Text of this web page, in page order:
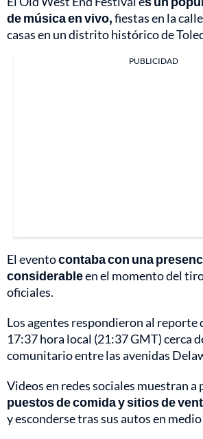
de música en vivo,fiestas en la
casas en un distrito histórico de
PUBLICIDAD
El eventocontaba con una
considerableen el momento del
oficiales.
Los agentes respondieron al reporte
17:37 hora local (21:37 GMT) cerca
comunitario entre las avenidas
Videos en redes sociales muestran a
puestos de comida y sitios de
y esconderse tras sus autos en